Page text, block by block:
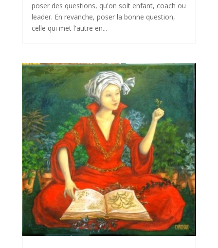
poser des questions, qu'on soit enfant, coach ou
leader. En revanche, poser la bonne question,
celle qui met l'autre en...